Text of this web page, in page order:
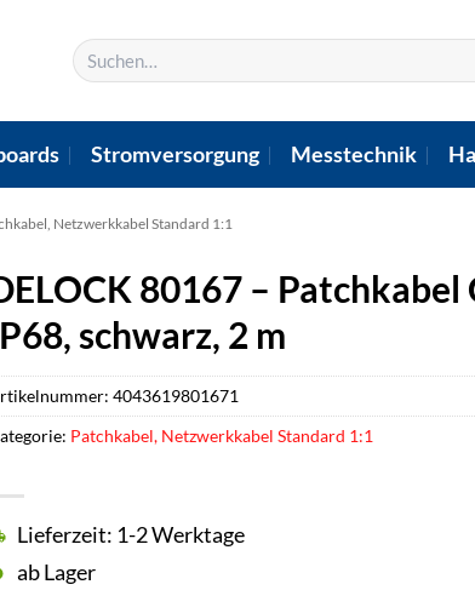
Suchen
nach:
Stromversorgung Messtechnik
Netzwerkkabel Standard 1:1
80167 – Patchkabel
schwarz, 2 m
Lieferzeit: 1-2 Werktage
ab Lager
4043619801671
Patchkabel, Netzwerkkabel Standard 1:1